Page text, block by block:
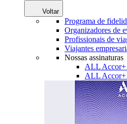
Voltar
Programa de
Organizadores de
Profissionais de
Viajantes
Nossas assinaturas
ALL Accor+
ALL Accor+